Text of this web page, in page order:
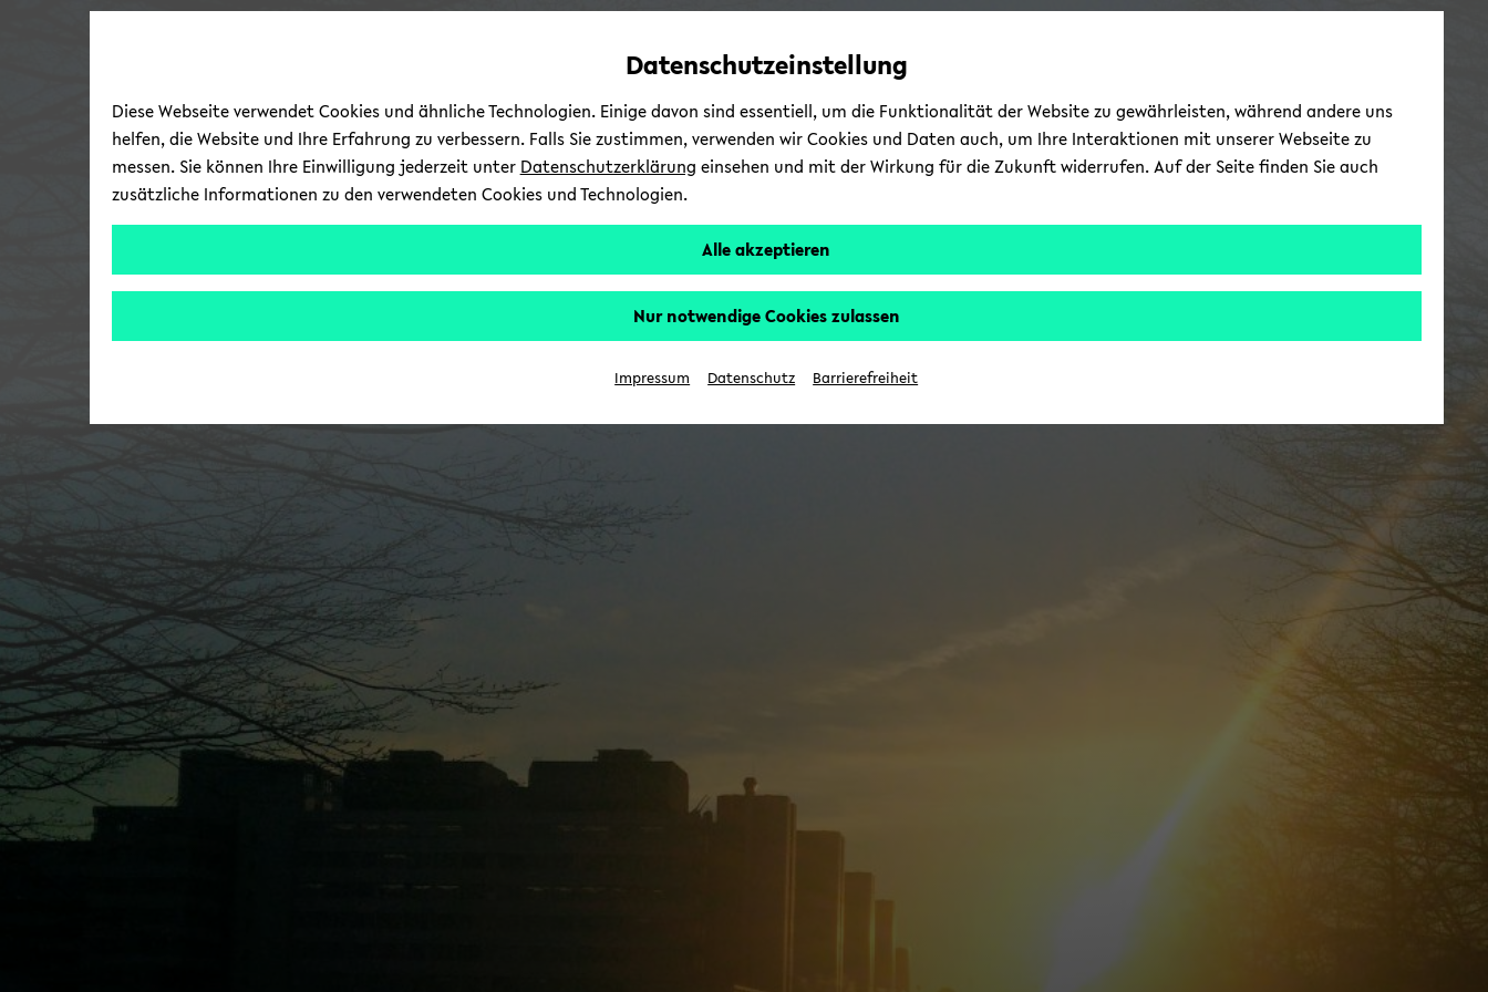
Automatische
vermeiden
skip
main
skip
main
skip
footer
Datenschutzeinstellung
Diese Webseite verwendet Cookies und ähnliche Technologien. Einige davon sind essentiell, um die Funktionalität der Website zu gewährleisten, während andere uns
helfen, die Website und Ihre Erfahrung zu verbessern. Falls Sie zustimmen, verwenden wir Cookies und Daten auch, um Ihre Interaktionen mit unserer Webseite zu
messen. Sie können Ihre Einwilligung jederzeit unter Datenschutzerklärung einsehen und mit der Wirkung für die Zukunft widerrufen. Auf der Seite finden Sie auch
zusätzliche Informationen zu den verwendeten Cookies und Technologien.
Alle akzeptieren
Nur notwendige Cookies zulassen
Impressum Datenschutz Barrierefreiheit